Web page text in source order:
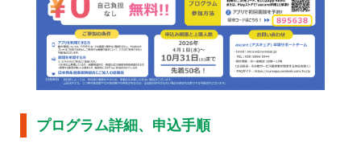
プログラム詳細、申込手順